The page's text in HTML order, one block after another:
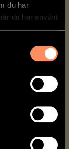
du har
du har använt